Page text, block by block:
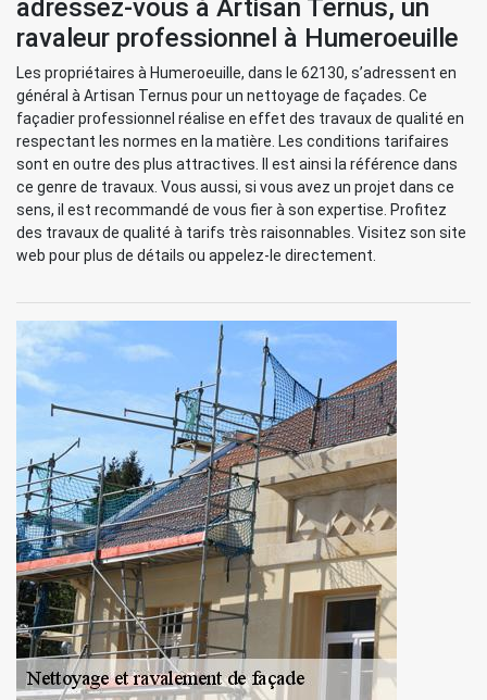
adressez-vous à Artisan Ternus, un
ravaleur professionnel à Humeroeuille
Les propriétaires à Humeroeuille, dans le 62130, s’adressent en
général à Artisan Ternus pour un nettoyage de façades. Ce
façadier professionnel réalise en effet des travaux de qualité en
respectant les normes en la matière. Les conditions tarifaires
sont en outre des plus attractives. Il est ainsi la référence dans
ce genre de travaux. Vous aussi, si vous avez un projet dans ce
sens, il est recommandé de vous fier à son expertise. Profitez
des travaux de qualité à tarifs très raisonnables. Visitez son site
web pour plus de détails ou appelez-le directement.